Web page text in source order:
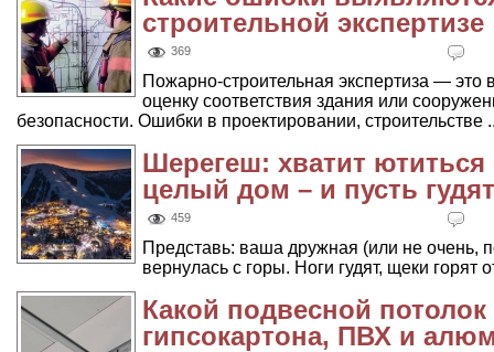
строительной экспертизе
369
Пожарно-строительная экспертиза —
оценку соответствия здания или
безопасности. Ошибки в проектировании, строительстве
Шерегеш: хватит
целый дом – и пусть
459
Представь: ваша дружная (или не очень,
вернулась с горы. Ноги гудят, щеки горят
Какой подвесной
гипсокартона, ПВХ и